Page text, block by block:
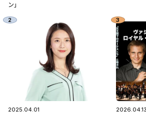
ン」
2025.04.01 2026.04.13